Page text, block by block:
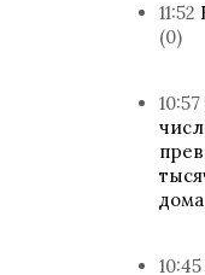
11:52
(0)
10:57
дома
10:45